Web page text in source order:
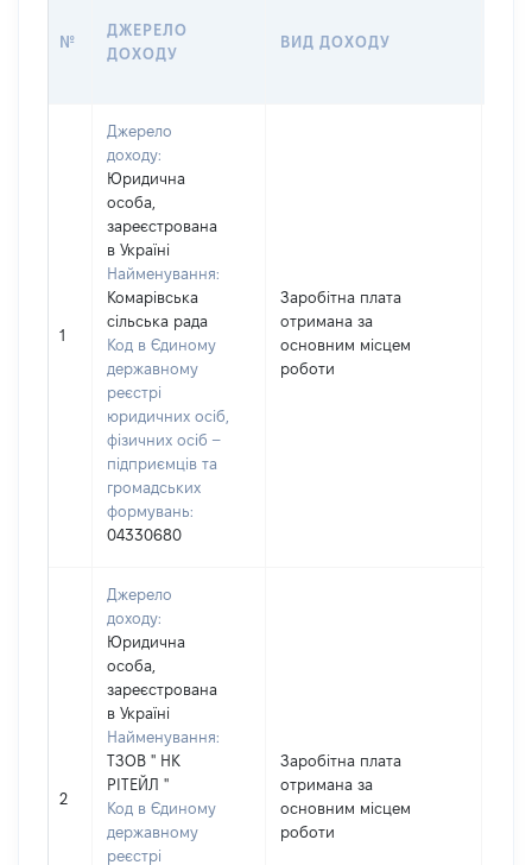
№
ДЖЕРЕЛО
ДОХОДУ
ВИД ДОХОДУ
1
Джерело
доходу:
Юридична
особа,
зареєстрована
в Україні
Найменування:
Комарівська
сільська рада
Код в Єдиному
державному
реєстрі
юридичних осіб,
фізичних осіб –
підприємців та
громадських
формувань:
04330680
Заробітна плата
отримана за
основним місцем
роботи
2
Джерело
доходу:
Юридична
особа,
зареєстрована
в Україні
Найменування:
ТЗОВ " НК
РІТЕЙЛ "
Код в Єдиному
державному
реєстрі
Заробітна плата
отримана за
основним місцем
роботи